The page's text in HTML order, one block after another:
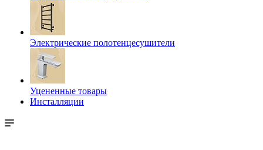
Электрические полотенцесушители
Уцененные товары
Инсталляции